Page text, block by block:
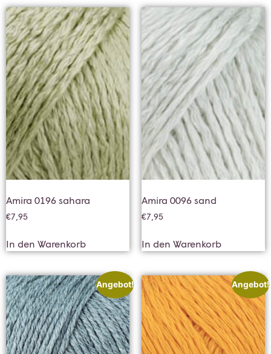
Amira 0196 sahara
€7,95
In den Warenkorb
Amira 0096 sand
€7,95
In den Warenkorb
Angebot! Angebot!